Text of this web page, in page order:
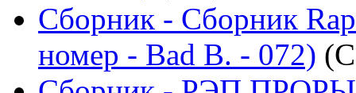
Сборник - Сборник
номер - Bad B. - 072)